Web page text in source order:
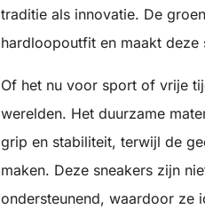
traditie als innovatie. De
hardloopoutfit en maakt deze
Of het nu voor sport of vrije
werelden. Het duurzame
grip en stabiliteit, terwijl de
maken. Deze sneakers zijn
ondersteunend, waardoor ze